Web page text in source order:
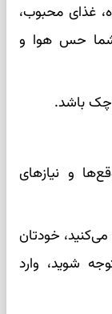
غذای محبوب،
حس هوا و
باشد.
و نیازهای
خودتان
شوید، وارد